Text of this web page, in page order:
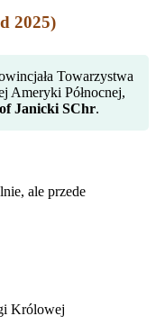
2025)
Towarzystwa
Ameryki Północnej,
Janicki SChr.
ale przede
Królowej